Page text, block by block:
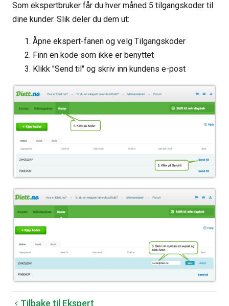
Som ekspertbruker får du hver måned 5 tilgangskoder til
dine kunder. Slik deler du dem ut:
Åpne ekspert-fanen og velg Tilgangskoder
Finn en kode som ikke er benyttet
Klikk "Send til" og skriv inn kundens e-post
Tilbake til Ekspert